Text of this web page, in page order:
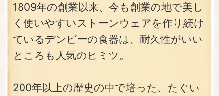
1809年の創業以来、今も創業の地で美し
く使いやすいストーンウェアを作り続け
ているデンビーの食器は、耐久性がいい
ところも人気のヒミツ。
200年以上の歴史の中で培った、たぐい